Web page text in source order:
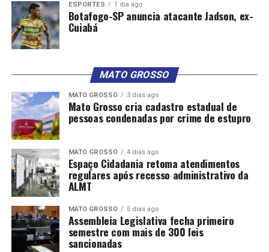
ESPORTES 1 dia ago
Botafogo-SP anuncia atacante Jadson, ex-
Cuiabá
MATO GROSSO
MATO GROSSO 3 dias ago
Mato Grosso cria cadastro estadual de
pessoas condenadas por crime de estupro
MATO GROSSO 4 dias ago
Espaço Cidadania retoma atendimentos
regulares após recesso administrativo da
ALMT
MATO GROSSO 5 dias ago
Assembleia Legislativa fecha primeiro
semestre com mais de 300 leis
sancionadas